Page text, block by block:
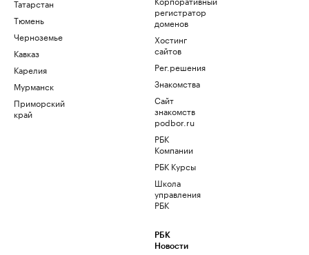
Татарстан
Тюмень
Черноземье
Кавказ
Карелия
Мурманск
Приморский
край
регистратор
доменов
Хостинг
сайтов
Рег.решения
Знакомства
Сайт
знакомств
podbor.ru
РБК
Компании
РБК Курсы
Школа
управления
РБК
РБК
Новости